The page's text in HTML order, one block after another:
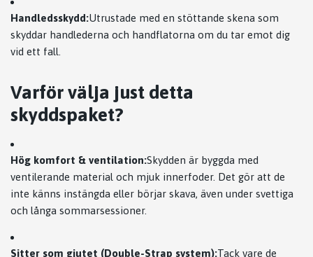
Handledsskydd:Utrustade med en stöttande skena som
skyddar handlederna och handflatorna om du tar emot dig
vid ett fall.
Varför välja just detta
skyddspaket?
Hög komfort & ventilation:Skydden är byggda med
ventilerande material och mjuk innerfoder. Det gör att de
inte känns instängda eller börjar skava, även under svettiga
och långa sommarsessioner.
Sitter som gjutet (Double-Strap system):Tack vare de